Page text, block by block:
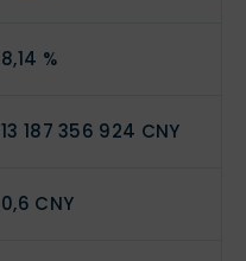
8,14 %
13 187 356 924 CNY
0,6 CNY